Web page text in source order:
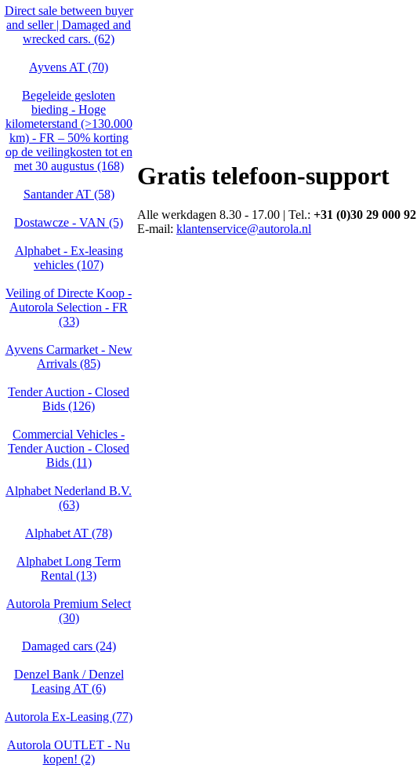
Direct sale between buyer
and seller | Damaged and
wrecked cars. (62)
Ayvens AT (70)
Begeleide gesloten
bieding - Hoge
kilometerstand (>130.000
km) - FR – 50% korting
op de veilingkosten tot en
met 30 augustus (168)
Santander AT (58)
Dostawcze - VAN (5)
Alphabet - Ex-leasing
vehicles (107)
Veiling of Directe Koop -
Autorola Selection - FR
(33)
Ayvens Carmarket - New
Arrivals (85)
Tender Auction - Closed
Bids (126)
Commercial Vehicles -
Tender Auction - Closed
Bids (11)
Alphabet Nederland B.V.
(63)
Alphabet AT (78)
Alphabet Long Term
Rental (13)
Autorola Premium Select
(30)
Damaged cars (24)
Denzel Bank / Denzel
Leasing AT (6)
Autorola Ex-Leasing (77)
Autorola OUTLET - Nu
kopen! (2)
Gratis telefoon-support
Alle werkdagen 8.30 - 17.00 | Tel.: +31 (0)30 29 000 92
E-mail: klantenservice@autorola.nl